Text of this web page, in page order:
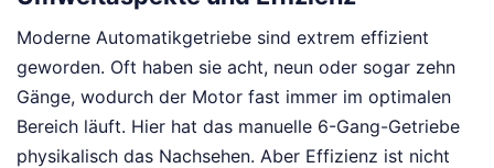
Moderne Automatikgetriebe sind extrem effizient
geworden. Oft haben sie acht, neun oder sogar zehn
Gänge, wodurch der Motor fast immer im optimalen
Bereich läuft. Hier hat das manuelle 6-Gang-Getriebe
physikalisch das Nachsehen. Aber Effizienz ist nicht